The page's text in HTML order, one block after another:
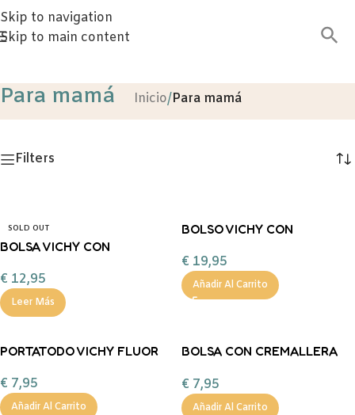
Skip to navigation
Skip to main content
Para mamá Inicio/Para mamá
Filters
SOLD OUT
BOLSA VICHY CON
€ 12,95
Leer Más
BOLSO VICHY CON
€ 19,95
Añadir Al Carrito
PORTATODO VICHY FLUOR
€ 7,95
Añadir Al Carrito
BOLSA CON CREMALLERA
€ 7,95
Añadir Al Carrito